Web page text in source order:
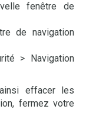
fenêtre de
de navigation
> Navigation
effacer les
fermez votre